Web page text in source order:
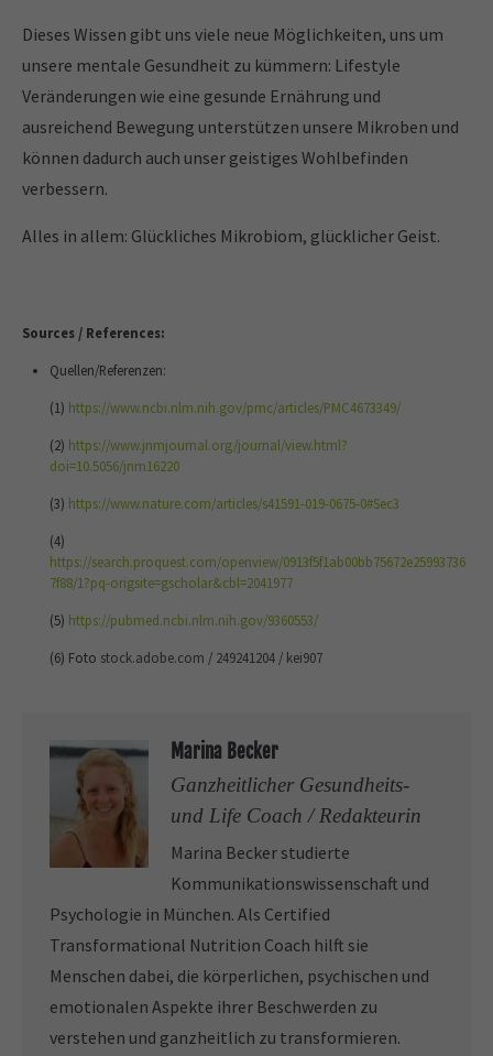
Dieses Wissen gibt uns viele neue Möglichkeiten, uns um
unsere mentale Gesundheit zu kümmern: Lifestyle
Veränderungen wie eine gesunde Ernährung und
ausreichend Bewegung unterstützen unsere Mikroben und
können dadurch auch unser geistiges Wohlbefinden
verbessern.
Alles in allem: Glückliches Mikrobiom, glücklicher Geist.
Sources / References:
Quellen/Referenzen:
(1) https://www.ncbi.nlm.nih.gov/pmc/articles/PMC4673349/
(2) https://www.jnmjournal.org/journal/view.html?
doi=10.5056/jnm16220
(3) https://www.nature.com/articles/s41591-019-0675-0#Sec3
(4)
https://search.proquest.com/openview/0913f5f1ab00bb75672e25993736
7f88/1?pq-origsite=gscholar&cbl=2041977
(5) https://pubmed.ncbi.nlm.nih.gov/9360553/
(6) Foto stock.adobe.com / 249241204 / kei907
Marina Becker
Ganzheitlicher Gesundheits-
und Life Coach / Redakteurin
Marina Becker studierte
Kommunikationswissenschaft und
Psychologie in München. Als Certified
Transformational Nutrition Coach hilft sie
Menschen dabei, die körperlichen, psychischen und
emotionalen Aspekte ihrer Beschwerden zu
verstehen und ganzheitlich zu transformieren.